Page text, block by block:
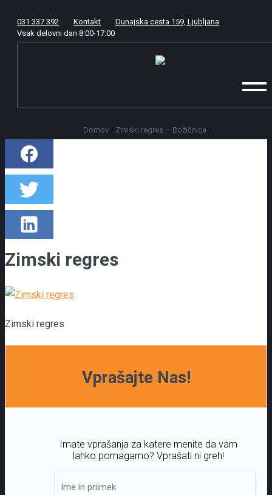
031 337 392 Kontakt
Dunajska cesta 159, Ljubljana
Vsak delovni dan 8:00-17:00
Domov / Zimski regres – Božičnica /
Zimski regres
Zimski regres
Vprašajte Nas!
Imate vprašanja za katere menite da vam
lahko pomagamo? Vprašati ni greh!